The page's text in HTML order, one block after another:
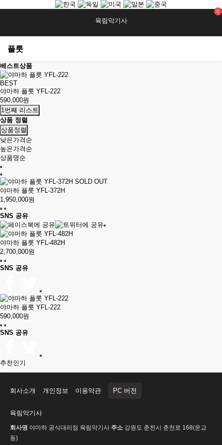
육림악기사
0
플룻
베스트상품
BEST
야마하 플룻 YFL-222
590,000원
1번째 리스트
상품 정렬
상품정렬
낮은가격순
높은가격순
상품명순
SOLD OUT
야마하 플룻 YFL-372H
1,950,000원
SNS 공유
야마하 플룻 YFL-482H
2,700,000원
SNS 공유
야마하 플룻 YFL-222
590,000원
SNS 공유
추천 인기
회사소개 개인정보 이용약관 PC 버전
육림악기사
회사명 야마하 공식대리점 육림악기사 주소 강원도 춘천시 춘천로 168(운교
동)